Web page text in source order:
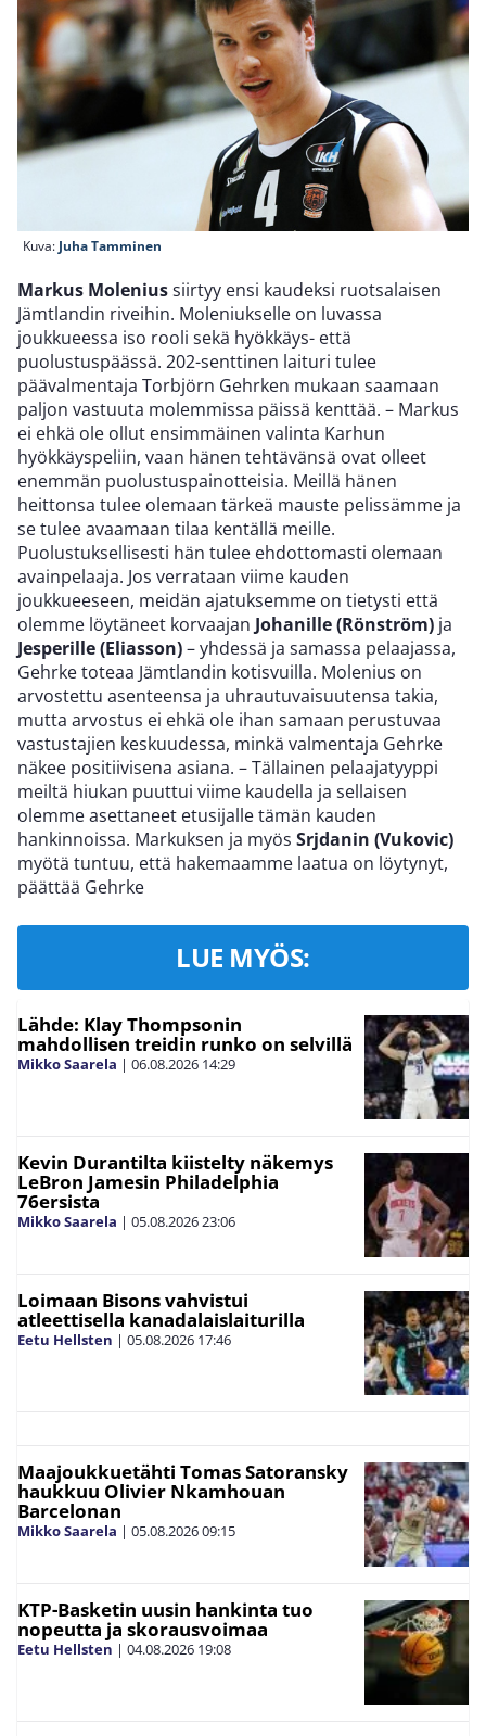
Kuva: Juha Tamminen
Markus Moleniussiirtyy ensi kaudeksi ruotsalaisen
Jämtlandin riveihin. Moleniukselle on luvassa
joukkueessa iso rooli sekä hyökkäys- että
puolustuspäässä. 202-senttinen laituri tulee
päävalmentaja Torbjörn Gehrken mukaan saamaan
paljon vastuuta molemmissa päissä kenttää. – Markus
ei ehkä ole ollut ensimmäinen valinta Karhun
hyökkäyspeliin, vaan hänen tehtävänsä ovat olleet
enemmän puolustuspainotteisia. Meillä hänen
heittonsa tulee olemaan tärkeä mauste pelissämme ja
se tulee avaamaan tilaa kentällä meille.
Puolustuksellisesti hän tulee ehdottomasti olemaan
avainpelaaja. Jos verrataan viime kauden
joukkueeseen, meidän ajatuksemme on tietysti että
olemme löytäneet korvaajan Johanille (Rönström) ja
Jesperille (Eliasson)– yhdessä ja samassa pelaajassa,
Gehrke toteaa Jämtlandin kotisvuilla. Molenius on
arvostettu asenteensa ja uhrautuvaisuutensa takia,
mutta arvostus ei ehkä ole ihan samaan perustuvaa
vastustajien keskuudessa, minkä valmentaja Gehrke
näkee positiivisena asiana. – Tällainen pelaajatyyppi
meiltä hiukan puuttui viime kaudella ja sellaisen
olemme asettaneet etusijalle tämän kauden
hankinnoissa. Markuksen ja myös Srjdanin (Vukovic)
myötä tuntuu, että hakemaamme laatua on löytynyt,
päättää Gehrke
LUE MYÖS:
Lähde: Klay Thompsonin
mahdollisen treidin runko on selvillä
Mikko Saarela | 06.08.2026 14:29
Kevin Durantilta kiistelty näkemys
LeBron Jamesin Philadelphia
76ersista
Mikko Saarela | 05.08.202623:06
Loimaan Bisons vahvistui
atleettisella kanadalaislaiturilla
Eetu Hellsten | 05.08.2026 17:46
Maajoukkuetähti Tomas Satoransky
haukkuu Olivier Nkamhouan
Barcelonan
Mikko Saarela | 05.08.202609:15
KTP-Basketin uusin hankinta tuo
nopeutta ja skorausvoimaa
Eetu Hellsten | 04.08.2026 19:08